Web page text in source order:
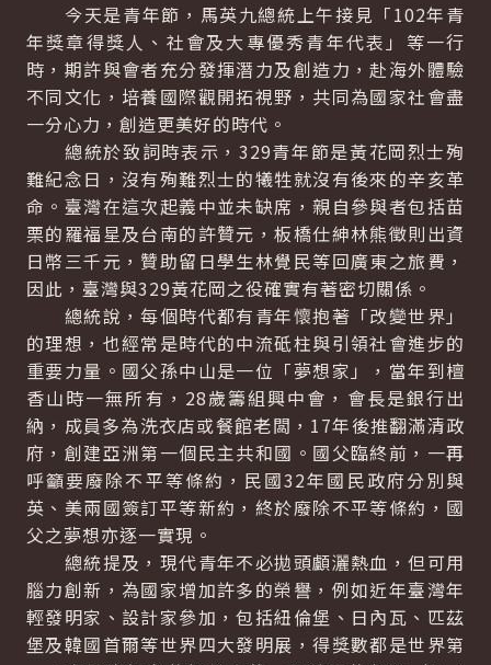
今天是青年節，馬英九總統上午接見「102年青
年獎章得獎人、社會及大專優秀青年代表」等一行
時，期許與會者充分發揮潛力及創造力，赴海外體驗
不同文化，培養國際觀開拓視野，共同為國家社會盡
一分心力，創造更美好的時代。
總統於致詞時表示，329青年節是黃花岡烈士殉
難紀念日，沒有殉難烈士的犧牲就沒有後來的辛亥革
命。臺灣在這次起義中並未缺席，親自參與者包括苗
栗的羅福星及台南的許贊元，板橋仕紳林熊徵則出資
日幣三千元，贊助留日學生林覺民等回廣東之旅費，
因此，臺灣與329黃花岡之役確實有著密切關係。
總統說，每個時代都有青年懷抱著「改變世界」
的理想，也經常是時代的中流砥柱與引領社會進步的
重要力量。國父孫中山是一位「夢想家」，當年到檀
香山時一無所有，28歲籌組興中會，會長是銀行出
納，成員多為洗衣店或餐館老闆，17年後推翻滿清政
府，創建亞洲第一個民主共和國。國父臨終前，一再
呼籲要廢除不平等條約，民國32年國民政府分別與
英、美兩國簽訂平等新約，終於廢除不平等條約，國
父之夢想亦逐一實現。
總統提及，現代青年不必拋頭顱灑熱血，但可用
腦力創新，為國家增加許多的榮譽，例如近年臺灣年
輕發明家、設計家參加，包括紐倫堡、日內瓦、匹茲
堡及韓國首爾等世界四大發明展，得獎數都是世界第